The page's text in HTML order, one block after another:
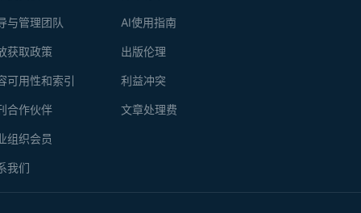
AI使用指南
出版伦理
利益冲突
文章处理费
与管理团队
获取政策
可用性和索引
合作伙伴
组织会员
我们